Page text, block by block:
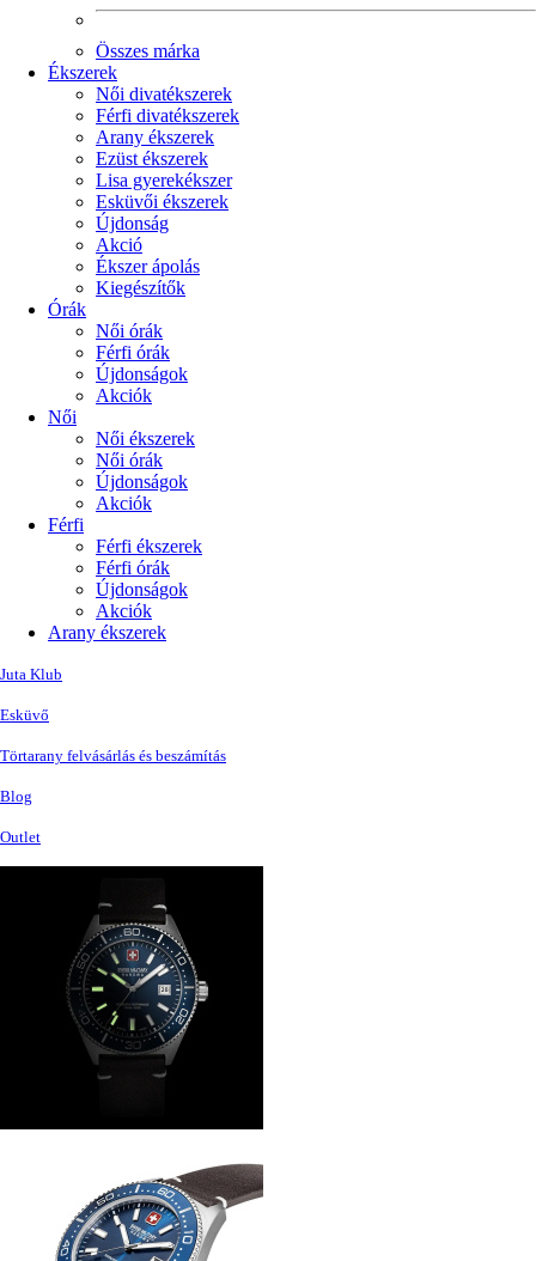
Összes márka
Ékszerek
Női divatékszerek
Férfi divatékszerek
Arany ékszerek
Ezüst ékszerek
Lisa gyerekékszer
Esküvői ékszerek
Újdonság
Akció
Ékszer ápolás
Kiegészítők
Órák
Női órák
Férfi órák
Újdonságok
Akciók
Női
Női ékszerek
Női órák
Újdonságok
Akciók
Férfi
Férfi ékszerek
Férfi órák
Újdonságok
Akciók
Arany ékszerek
Juta Klub
Esküvő
Törtarany felvásárlás és beszámítás
Blog
Outlet